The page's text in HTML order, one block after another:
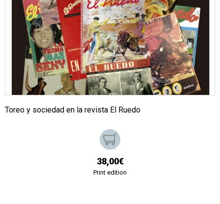
Toreo y sociedad en la revista El Ruedo
38,00€
Print edition